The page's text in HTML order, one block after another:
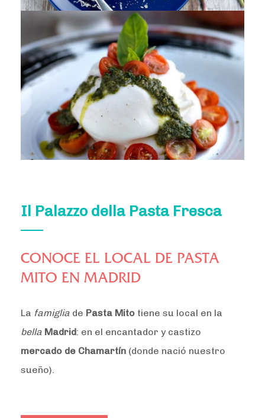
Il Palazzo della Pasta Fresca
CONOCE EL LOCAL DE PASTA
MITO EN MADRID
La famiglia de Pasta Mito tiene su local en la
bella Madrid: en el encantador y castizo
mercado de Chamartín (donde nació nuestro
sueño).